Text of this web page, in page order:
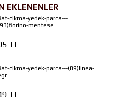
EKLENENLER
cikma-yedek-parca---
mentese
TL
cikma-yedek-parca---(89)linea-
TL